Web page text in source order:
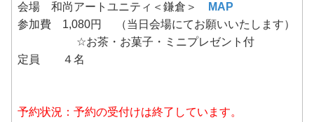
会場 和尚アートユニティ＜鎌倉＞
MAP
参加費 1,080円 （当日会場にてお願いいたします）
☆お茶・お菓子・ミニプレゼント付
定員 ４名
予約状況：予約の受付けは終了しています。